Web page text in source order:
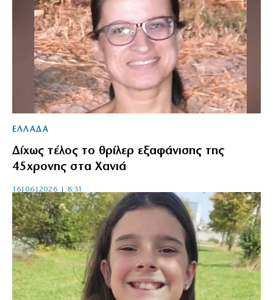
ΕΛΛΑΔΑ
Δίχως τέλος το θρίλερ εξαφάνισης της
45χρονης στα Χανιά
16|06|2026 | 8:31